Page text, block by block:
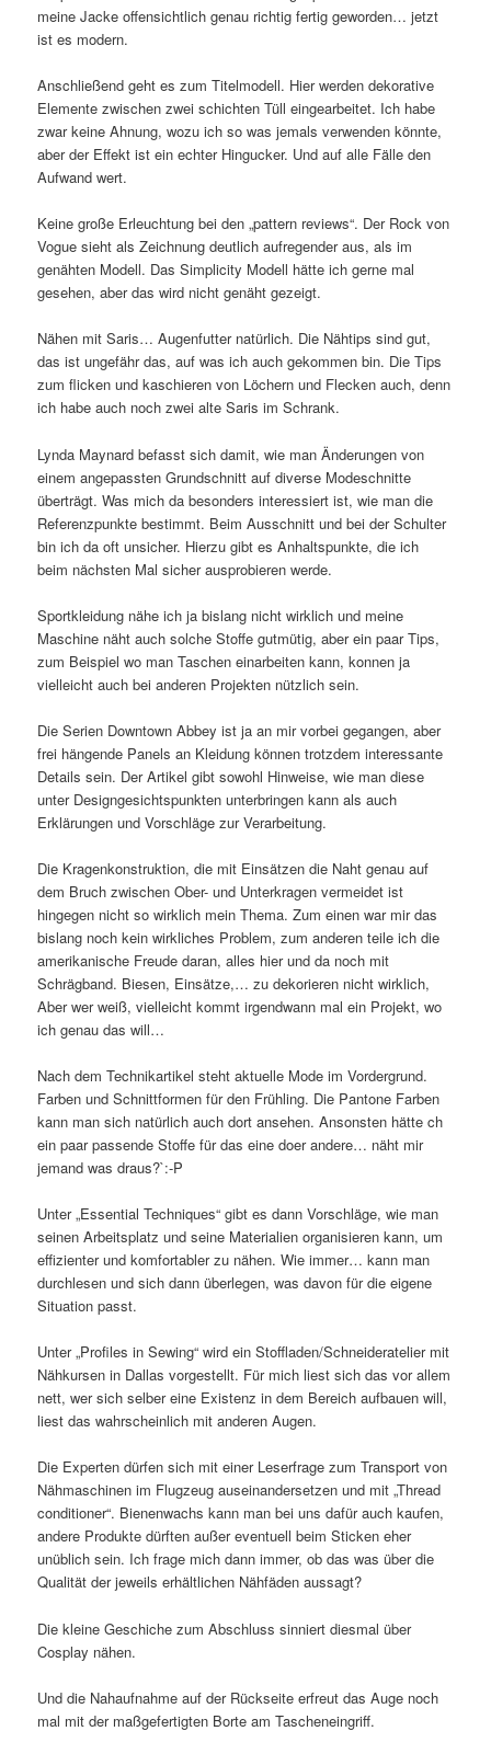
meine Jacke offensichtlich genau richtig fertig geworden… jetzt
ist es modern.
Anschließend geht es zum Titelmodell. Hier werden dekorative
Elemente zwischen zwei schichten Tüll eingearbeitet. Ich habe
zwar keine Ahnung, wozu ich so was jemals verwenden könnte,
aber der Effekt ist ein echter Hingucker. Und auf alle Fälle den
Aufwand wert.
Keine große Erleuchtung bei den „pattern reviews“. Der Rock von
Vogue sieht als Zeichnung deutlich aufregender aus, als im
genähten Modell. Das Simplicity Modell hätte ich gerne mal
gesehen, aber das wird nicht genäht gezeigt.
Nähen mit Saris… Augenfutter natürlich. Die Nähtips sind gut,
das ist ungefähr das, auf was ich auch gekommen bin. Die Tips
zum flicken und kaschieren von Löchern und Flecken auch, denn
ich habe auch noch zwei alte Saris im Schrank.
Lynda Maynard befasst sich damit, wie man Änderungen von
einem angepassten Grundschnitt auf diverse Modeschnitte
überträgt. Was mich da besonders interessiert ist, wie man die
Referenzpunkte bestimmt. Beim Ausschnitt und bei der Schulter
bin ich da oft unsicher. Hierzu gibt es Anhaltspunkte, die ich
beim nächsten Mal sicher ausprobieren werde.
Sportkleidung nähe ich ja bislang nicht wirklich und meine
Maschine näht auch solche Stoffe gutmütig, aber ein paar Tips,
zum Beispiel wo man Taschen einarbeiten kann, konnen ja
vielleicht auch bei anderen Projekten nützlich sein.
Die Serien Downtown Abbey ist ja an mir vorbei gegangen, aber
frei hängende Panels an Kleidung können trotzdem interessante
Details sein. Der Artikel gibt sowohl Hinweise, wie man diese
unter Designgesichtspunkten unterbringen kann als auch
Erklärungen und Vorschläge zur Verarbeitung.
Die Kragenkonstruktion, die mit Einsätzen die Naht genau auf
dem Bruch zwischen Ober- und Unterkragen vermeidet ist
hingegen nicht so wirklich mein Thema. Zum einen war mir das
bislang noch kein wirkliches Problem, zum anderen teile ich die
amerikanische Freude daran, alles hier und da noch mit
Schrägband. Biesen, Einsätze,… zu dekorieren nicht wirklich,
Aber wer weiß, vielleicht kommt irgendwann mal ein Projekt, wo
ich genau das will…
Nach dem Technikartikel steht aktuelle Mode im Vordergrund.
Farben und Schnittformen für den Frühling. Die Pantone Farben
kann man sich natürlich auch dort ansehen. Ansonsten hätte ch
ein paar passende Stoffe für das eine doer andere… näht mir
jemand was draus?`:-P
Unter „Essential Techniques“ gibt es dann Vorschläge, wie man
seinen Arbeitsplatz und seine Materialien organisieren kann, um
effizienter und komfortabler zu nähen. Wie immer… kann man
durchlesen und sich dann überlegen, was davon für die eigene
Situation passt.
Unter „Profiles in Sewing“ wird ein Stoffladen/Schneideratelier mit
Nähkursen in Dallas vorgestellt. Für mich liest sich das vor allem
nett, wer sich selber eine Existenz in dem Bereich aufbauen will,
liest das wahrscheinlich mit anderen Augen.
Die Experten dürfen sich mit einer Leserfrage zum Transport von
Nähmaschinen im Flugzeug auseinandersetzen und mit „Thread
conditioner“. Bienenwachs kann man bei uns dafür auch kaufen,
andere Produkte dürften außer eventuell beim Sticken eher
unüblich sein. Ich frage mich dann immer, ob das was über die
Qualität der jeweils erhältlichen Nähfäden aussagt?
Die kleine Geschiche zum Abschluss sinniert diesmal über
Cosplay nähen.
Und die Nahaufnahme auf der Rückseite erfreut das Auge noch
mal mit der maßgefertigten Borte am Tascheneingriff.